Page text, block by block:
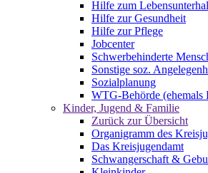
Hilfe zum
Hilfe zur Gesundheit
Hilfe zur Pflege
Jobcenter
Schwerbehinderte
Sonstige soz.
Sozialplanung
WTG-Behörde (ehemals
Kinder, Jugend & Familie
Zurück zur Übersicht
Organigramm des
Das Kreisjugendamt
Schwangerschaft &